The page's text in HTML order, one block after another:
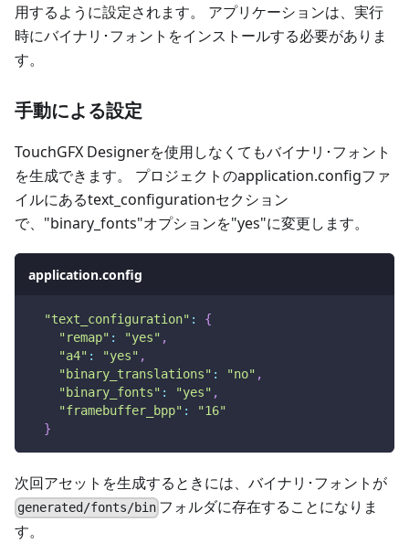
用するように設定されます。 アプリケーションは、実行
時にバイナリ･フォントをインストールする必要がありま
す。
手動による設定
TouchGFX Designerを使用しなくてもバイナリ･フォント
を生成できます。 プロジェクトのapplication.configファ
イルにあるtext_configurationセクション
で、"binary_fonts"オプションを"yes"に変更します。
application.config
"text_configuration" :
{
"remap" : "yes" ,
"a4" : "yes" ,
"binary_translations" : "no" ,
"binary_fonts" : "yes" ,
"framebuffer_bpp" :
"16"
}
次回アセットを生成するときには、バイナリ･フォントが
generated/fonts/bin フォルダに存在することになりま
す。